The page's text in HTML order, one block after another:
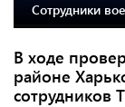
Сотрудники
В ходе
районе
сотрудников